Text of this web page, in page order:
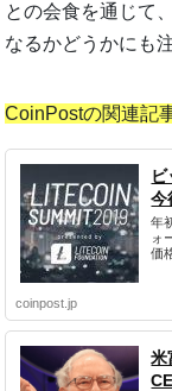
との会食を通じて
なるかどうかにも
CoinPostの関連記
今
年
ォ
価
coinpost.jp
米